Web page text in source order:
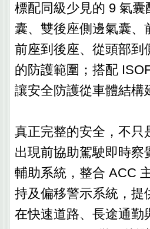
標配同級少見的 9 氣
囊、雙後座側邊氣囊
前座到後座、從頭部到
的防護範圍；搭配
讓安全防護從車體結構
真正完整的安全，不只
出現前協助駕駛即時察
輔助系統，整合 ACC
持及偏移警示系統，提
在快速道路、長途通勤